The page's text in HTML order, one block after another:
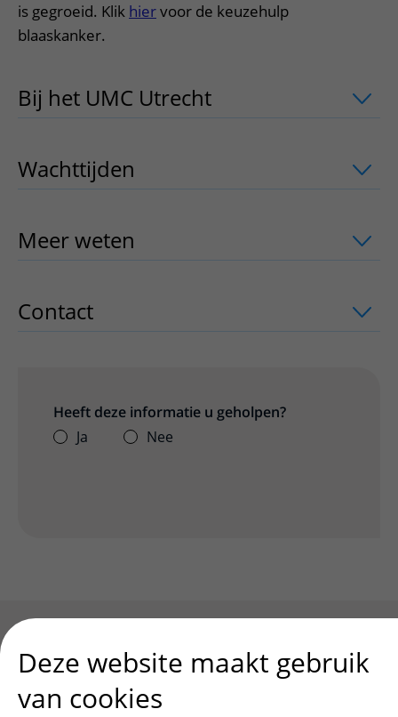
is gegroeid. Klik hiervoor de keuzehulp
blaaskanker.
Bij het UMC Utrecht uitklapper, klik
Wachttijden uitklapper, klik om te
Meer weten uitklapper, klik om te
Contact uitklapper, klik om te openen
Heeft deze informatie u geholpen?
Ja
Nee
Patiënt en bezoek
Afspraak maken of wijzigen
Deze website maakt gebruik
van cookies